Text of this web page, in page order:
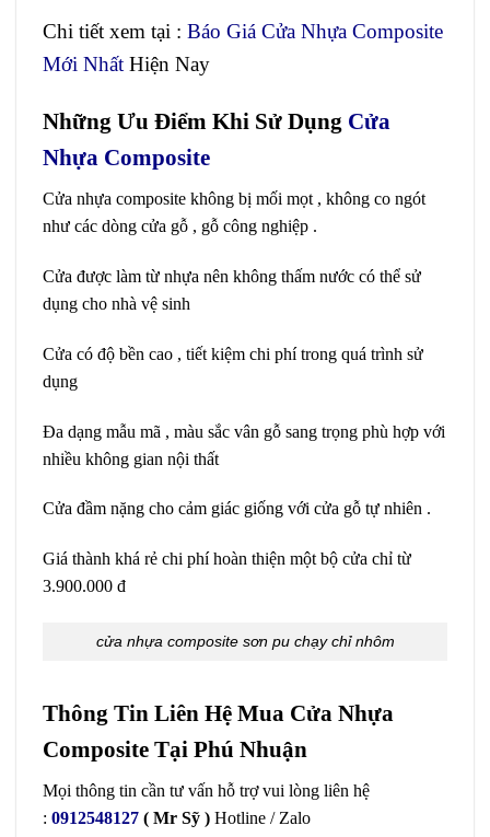
Chi tiết xem tại : Báo Giá Cửa Nhựa Composite
Mới Nhất Hiện Nay
Những Ưu Điểm Khi Sử Dụng Cửa
Nhựa Composite
Cửa nhựa composite không bị mối mọt , không co ngót
như các dòng cửa gỗ , gỗ công nghiệp .
Cửa được làm từ nhựa nên không thấm nước có thể sử
dụng cho nhà vệ sinh
Cửa có độ bền cao , tiết kiệm chi phí trong quá trình sử
dụng
Đa dạng mẫu mã , màu sắc vân gỗ sang trọng phù hợp với
nhiều không gian nội thất
Cửa đầm nặng cho cảm giác giống với cửa gỗ tự nhiên .
Giá thành khá rẻ chi phí hoàn thiện một bộ cửa chỉ từ
3.900.000 đ
cửa nhựa composite sơn pu chạy chỉ nhôm
Thông Tin Liên Hệ Mua Cửa Nhựa
Composite Tại Phú Nhuận
Mọi thông tin cần tư vấn hỗ trợ vui lòng liên hệ
: 0912548127 ( Mr Sỹ ) Hotline / Zalo